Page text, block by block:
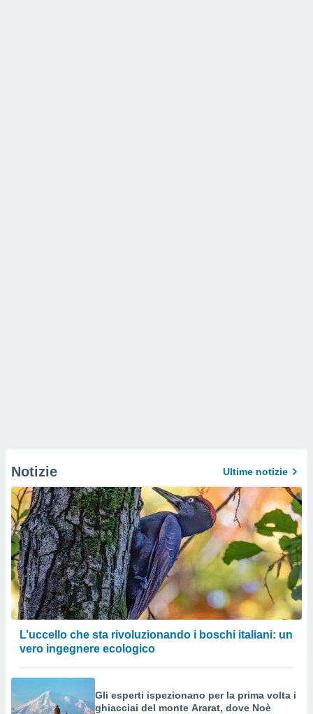
Notizie Ultime notizie
L’uccello che sta rivoluzionando i boschi italiani: un
vero ingegnere ecologico
Gli esperti ispezionano per la prima volta i
ghiacciai del monte Ararat, dove Noè